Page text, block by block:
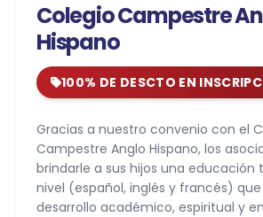
Colegio Campestre
Hispano
100% DE DESCTO EN
Gracias a nuestro convenio con el
Campestre Anglo Hispano, los
brindarle a sus hijos una educación
nivel (español, inglés y francés)
desarrollo académico, espiritual y